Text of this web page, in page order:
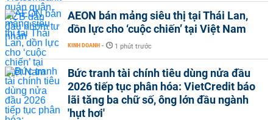
AEON bán mảng siêu thị tại Thái Lan,
dồn lực cho ‘cuộc chiến’ tại Việt Nam
KINH DOANH - 1 phút trước
Bức tranh tài chính tiêu dùng nửa đầu
2026 tiếp tục phân hóa: VietCredit báo
lãi tăng ba chữ số, ông lớn đầu ngành
'hụt hơi'